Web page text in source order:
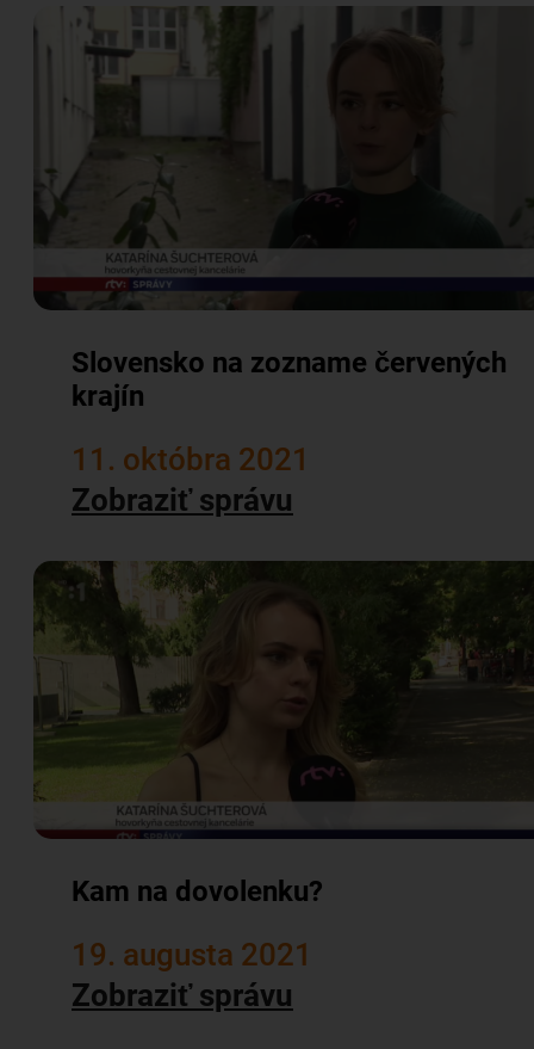
Slovensko na zozname červených
krajín
11. októbra 2021
Zobraziť správu
Kam na dovolenku?
19. augusta 2021
Zobraziť správu